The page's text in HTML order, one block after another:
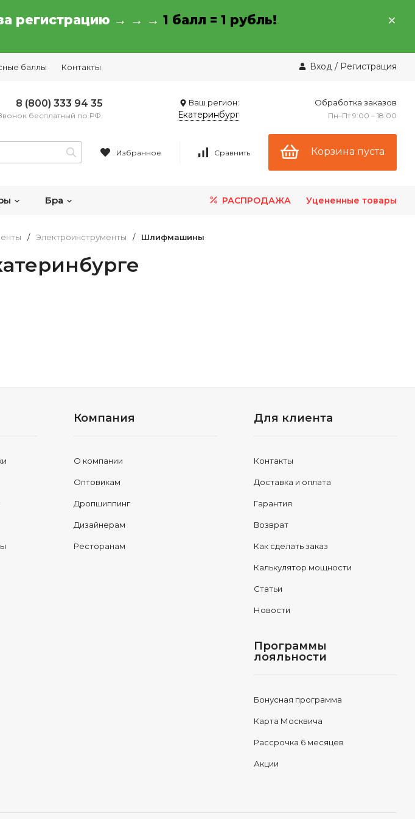
регистрацию → → → 1 балл = 1 рубль!
баллы Контакты Вход / Регистрация
8 (800) 333 94 35
бесплатный по РФ.
Ваш регион:
Екатеринбург
Обработка заказов
Пн–Пт 9:00 – 18:00
Избранное Сравнить Корзина пуста
Бра РАСПРОДАЖА Уцененные товары
/ Электроинструменты / Шлифмашины
Компания
О компании
Оптовикам
Дропшиппинг
Дизайнерам
Ресторанам
Для клиента
Контакты
Доставка и оплата
Гарантия
Возврат
Как сделать заказ
Калькулятор мощности
Статьи
Новости
Программы
лояльности
Бонусная программа
Карта Москвича
Рассрочка 6 месяцев
Акции